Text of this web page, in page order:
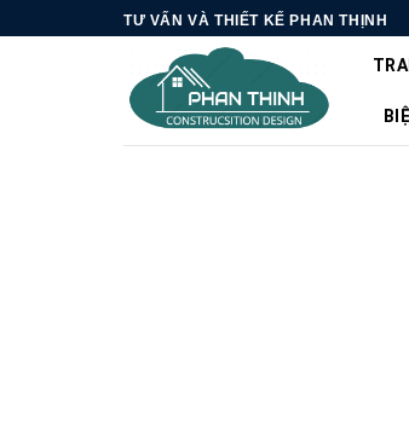
TƯ VẤN VÀ THIẾT KẾ PHAN THỊNH